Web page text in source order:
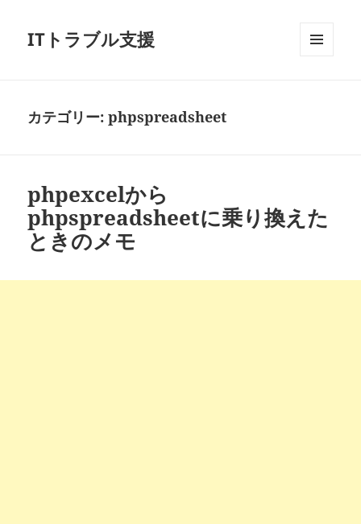
ITトラブル支援
カテゴリー:phpspreadsheet
phpexcelから
phpspreadsheetに乗り換えた
ときのメモ